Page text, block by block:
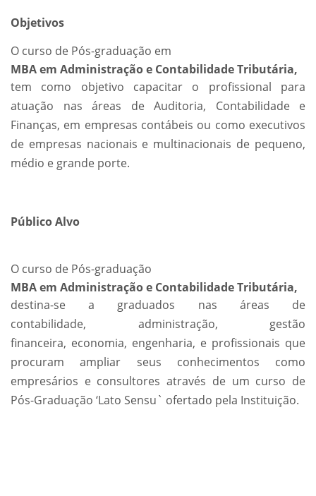
Objetivos
O curso de Pós-graduação em
MBA em Administração e Contabilidade Tributária,
tem como objetivo capacitar o profissional para
atuação nas áreas de Auditoria, Contabilidade e
Finanças, em empresas contábeis ou como executivos
de empresas nacionais e multinacionais de pequeno,
médio e grande porte.
Público Alvo
O curso de Pós-graduação
MBA em Administração e Contabilidade Tributária,
destina-se a graduados nas áreas de
contabilidade, administração, gestão
financeira, economia, engenharia, e profissionais que
procuram ampliar seus conhecimentos como
empresários e consultores através de um curso de
Pós-Graduação ‘Lato Sensu` ofertado pela Instituição.